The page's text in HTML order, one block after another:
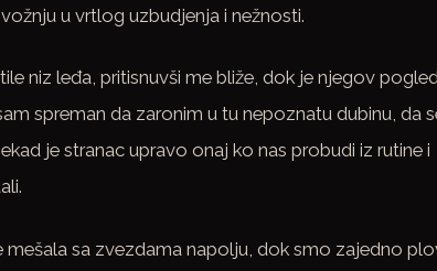
u vrtlog uzbudjenja i nežnosti.
niz leđa, pritisnuvši me bliže, dok je njegov
spreman da zaronim u tu nepoznatu dubinu, da
je stranac upravo onaj ko nas probudi iz rutine i
mešala sa zvezdama napolju, dok smo zajedno